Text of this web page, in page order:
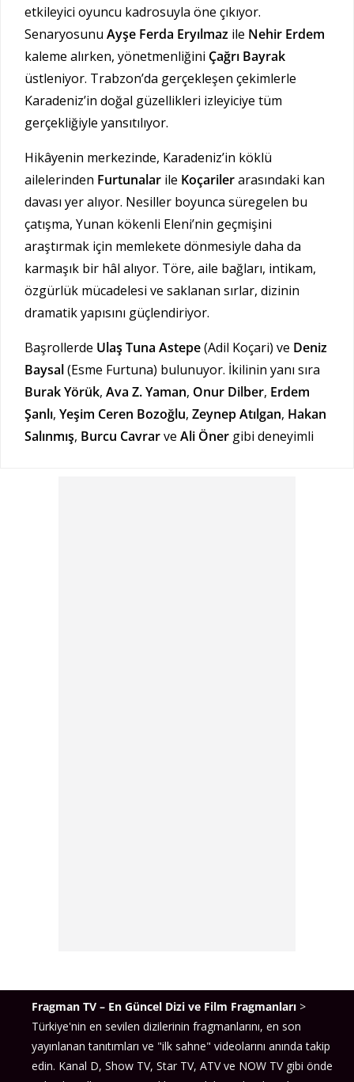
etkileyici oyuncu kadrosuyla öne çıkıyor.
Senaryosunu Ayşe Ferda Eryılmaz ile Nehir Erdem
kaleme alırken, yönetmenliğini Çağrı Bayrak
üstleniyor. Trabzon’da gerçekleşen çekimlerle
Karadeniz’in doğal güzellikleri izleyiciye tüm
gerçekliğiyle yansıtılıyor.
Hikâyenin merkezinde, Karadeniz’in köklü
ailelerinden Furtunalar ile Koçarilerarasındaki kan
davası yer alıyor. Nesiller boyunca süregelen bu
çatışma, Yunan kökenli Eleni’nin geçmişini
araştırmak için memlekete dönmesiyle daha da
karmaşık bir hâl alıyor. Töre, aile bağları, intikam,
özgürlük mücadelesi ve saklanan sırlar, dizinin
dramatik yapısını güçlendiriyor.
Başrollerde Ulaş Tuna Astepe(Adil Koçari) ve Deniz
Baysal(Esme Furtuna) bulunuyor. İkilinin yanı sıra
Burak Yörük, Ava Z. Yaman, Onur Dilber, Erdem
Şanlı, Yeşim Ceren Bozoğlu, Zeynep Atılgan, Hakan
Salınmış, Burcu Cavrarve Ali Öner gibi deneyimli
Fragman TV – En Güncel Dizi ve Film Fragmanları >
Türkiye'nin en sevilen dizilerinin fragmanlarını, en son
yayınlanan tanıtımları ve "ilk sahne" videolarını anında takip
edin. Kanal D, Show TV, Star TV, ATV ve NOW TV gibi önde